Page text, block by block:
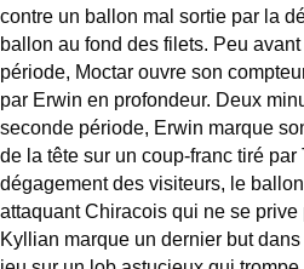
contre un ballon mal sortie par la
ballon au fond des filets. Peu
période, Moctar ouvre son
par Erwin en profondeur. Deux
seconde période, Erwin marque
de la tête sur un coup-franc tiré par
dégagement des visiteurs, le
attaquant Chiracois qui ne se
Kyllian marque un dernier but